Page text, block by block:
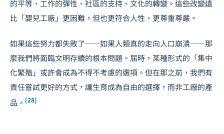
的平等、工作的彈性、社區的支持、文化的轉變。這些改變遠
比「嬰兒工廠」更困難，但也更符合人性、更尊重尊嚴。
如果這些努力都失敗了——如果人類真的走向人口崩潰——那
麼我們將面臨文明存續的根本問題。屆時，某種形式的「集中
化繁殖」或許會成為不得不考慮的選項。但在那之前，我們有
責任嘗試更好的方式，讓生育成為自由的選擇，而非工廠的產
品。 [28]